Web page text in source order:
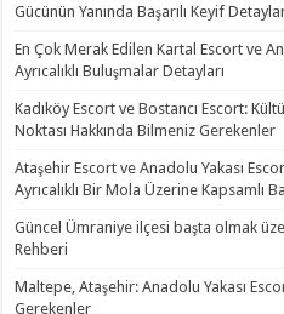
Gücünün Yanında Başarılı Keyif
En Çok Merak Edilen Kartal Escort ve
Ayrıcalıklı Buluşmalar Detayları
Kadıköy Escort ve Bostancı Escort:
Noktası Hakkında Bilmeniz Gerekenler
Ataşehir Escort ve Anadolu Yakası
Ayrıcalıklı Bir Mola Üzerine Kapsamlı
Güncel Ümraniye ilçesi başta olmak
Rehberi
Maltepe, Ataşehir: Anadolu Yakası
Gerekenler